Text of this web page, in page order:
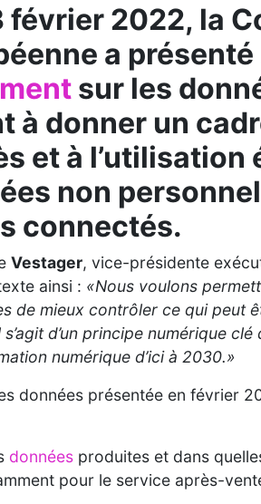
février 2022, la
a présenté
sur les
à donner un
et à
non
connectés.
Vestager, vice-présidente
ainsi : «Nous voulons
de mieux contrôler ce qui peut
d’un principe numérique
numérique d’ici à 2030.»
données présentée en février
données produites et dans
pour le service après-